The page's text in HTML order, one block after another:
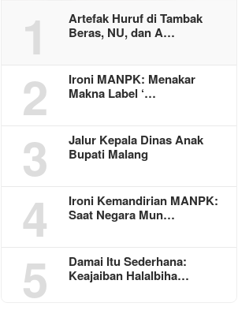
1
Artefak Huruf di Tambak
Beras, NU, dan A…
2
Ironi MANPK: Menakar
Makna Label ‘…
3
Jalur Kepala Dinas Anak
Bupati Malang
4
Ironi Kemandirian MANPK:
Saat Negara Mun…
5
Damai Itu Sederhana:
Keajaiban Halalbiha…